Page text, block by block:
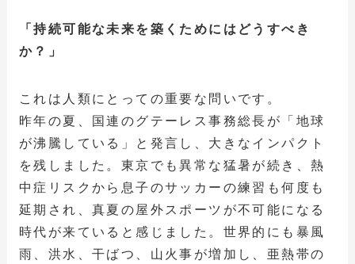
「持続可能な未来を築くためにはどうすべき
か？」
これは人類にとっての重要な問いです。
昨年の夏、国連のグテーレス事務総長が「地球
が沸騰している」と発言し、大きなインパクト
を残しました。東京でも異常な猛暑が続き、熱
中症リスクから息子のサッカーの練習も何度も
延期され、真夏の屋外スポーツが不可能になる
時代が来ていると感じました。世界的にも暴風
雨、洪水、干ばつ、山火事が増加し、亜熱帯の